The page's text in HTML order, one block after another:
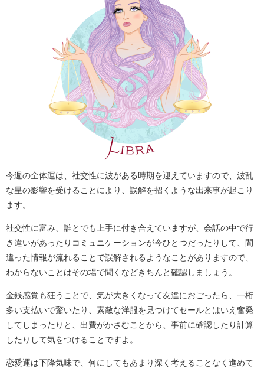
今週の全体運は、社交性に波がある時期を迎えていますので、波乱
な星の影響を受けることにより、誤解を招くような出来事が起こり
ます。
社交性に富み、誰とでも上手に付き合えていますが、会話の中で行
き違いがあったりコミュニケーションが今ひとつだったりして、間
違った情報が流れることで誤解されるようなことがありますので、
わからないことはその場で聞くなどきちんと確認しましょう。
金銭感覚も狂うことで、気が大きくなって友達におごったら、一桁
多い支払いで驚いたり、素敵な洋服を見つけてセールとはいえ奮発
してしまったりと、出費がかさむことから、事前に確認したり計算
したりして気をつけることですよ。
恋愛運は下降気味で、何にしてもあまり深く考えることなく進めて